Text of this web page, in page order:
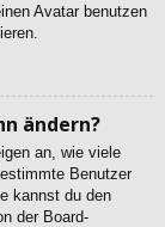
Avatar benutzen
ändern?
an, wie viele
Benutzer
kannst du den
der Board-